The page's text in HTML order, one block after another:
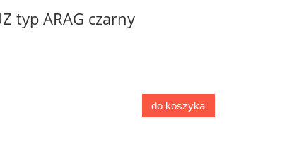
typ ARAG czarny
do koszyka